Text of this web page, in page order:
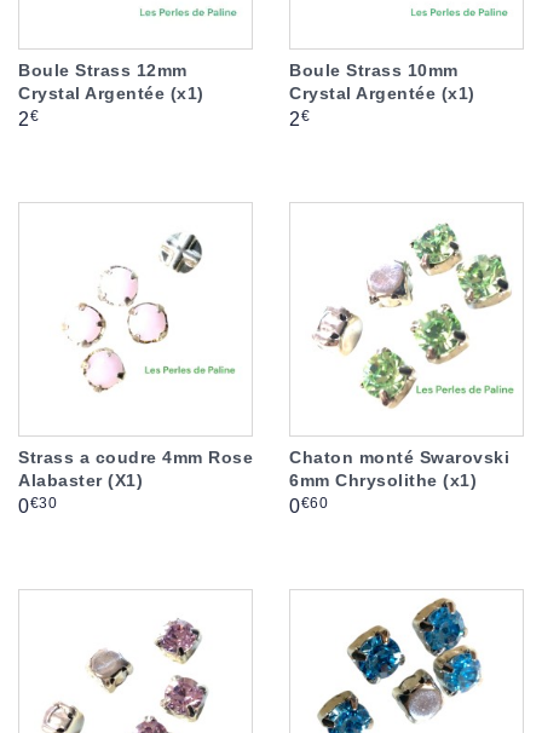
Boule Strass 12mm
Crystal Argentée (x1)
Prix
2€
Boule Strass 10mm
Crystal Argentée (x1)
Prix
2€
Strass a coudre 4mm Rose
Alabaster (X1)
Prix
0€30
Chaton monté Swarovski
6mm Chrysolithe (x1)
Prix
0€60